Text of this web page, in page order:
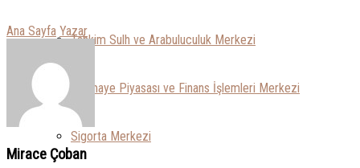
Tahkim Sulh ve Arabuluculuk Merkezi
Sermaye Piyasası ve Finans İşlemleri Merkezi
Sigorta Merkezi
Ana Sayfa Yazar
Mirace Çoban